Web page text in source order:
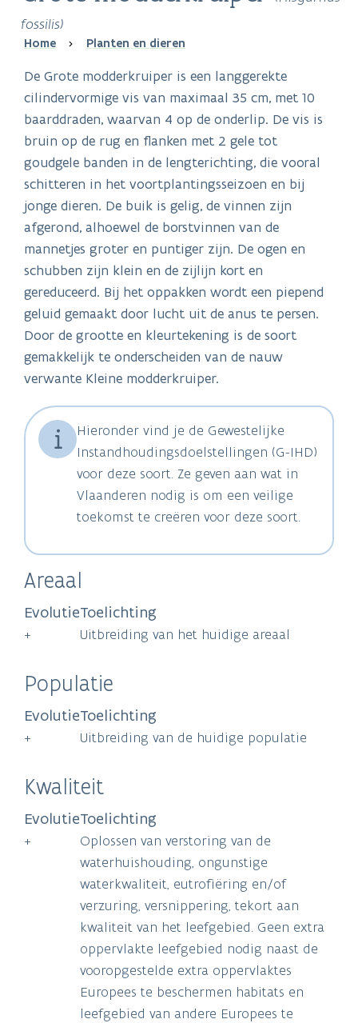
fossilis)
Breadcrumb
Home Planten en dieren
De Grote modderkruiper is een langgerekte
cilindervormige vis van maximaal 35 cm, met 10
baarddraden, waarvan 4 op de onderlip. De vis is
bruin op de rug en flanken met 2 gele tot
goudgele banden in de lengterichting, die vooral
schitteren in het voortplantingsseizoen en bij
jonge dieren. De buik is gelig, de vinnen zijn
afgerond, alhoewel de borstvinnen van de
mannetjes groter en puntiger zijn. De ogen en
schubben zijn klein en de zijlijn kort en
gereduceerd. Bij het oppakken wordt een piepend
geluid gemaakt door lucht uit de anus te persen.
Door de grootte en kleurtekening is de soort
gemakkelijk te onderscheiden van de nauw
verwante Kleine modderkruiper.
Hieronder vind je de Gewestelijke
Instandhoudingsdoelstellingen (G-IHD)
voor deze soort. Ze geven aan wat in
Vlaanderen nodig is om een veilige
toekomst te creëren voor deze soort.
Areaal
Evolutie
+
Toelichting
Uitbreiding van het huidige areaal
Populatie
Evolutie
+
Toelichting
Uitbreiding van de huidige populatie
Kwaliteit
Evolutie
+
Toelichting
Oplossen van verstoring van de
waterhuishouding, ongunstige
waterkwaliteit, eutrofiëring en/of
verzuring, versnippering, tekort aan
kwaliteit van het leefgebied. Geen extra
oppervlakte leefgebied nodig naast de
vooropgestelde extra oppervlaktes
Europees te beschermen habitats en
leefgebied van andere Europees te